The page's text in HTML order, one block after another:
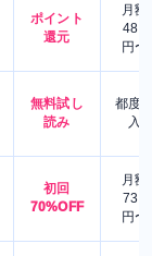
ポイント
還元
月額
480
円〜
無料試し
読み
都度
入
初回
70%OFF
月額
730
円〜